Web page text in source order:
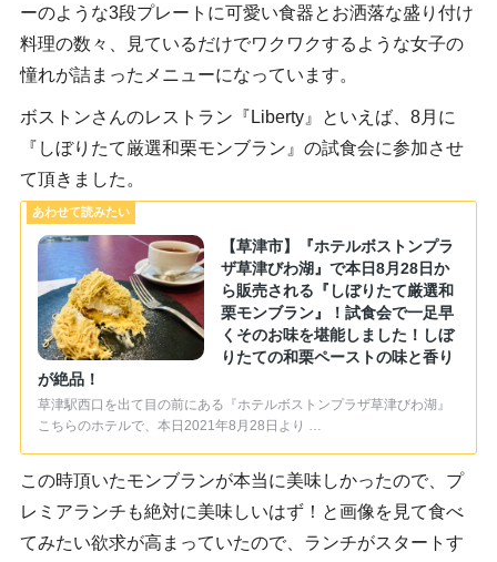
ーのような3段プレートに可愛い食器とお洒落な盛り付け
料理の数々、見ているだけでワクワクするような女子の
憧れが詰まったメニューになっています。
ボストンさんのレストラン『Liberty』といえば、8月に
『しぼりたて厳選和栗モンブラン』の試食会に参加させ
て頂きました。
【草津市】『ホテルボストンプラ
ザ草津びわ湖』で本日8月28日か
ら販売される『しぼりたて厳選和
栗モンブラン』！試食会で一足早
くそのお味を堪能しました！しぼ
りたての和栗ペーストの味と香り
が絶品！
草津駅西口を出て目の前にある『ホテルボストンプラザ草津びわ湖』
こちらのホテルで、本日2021年8月28日より …
この時頂いたモンブランが本当に美味しかったので、プ
レミアランチも絶対に美味しいはず！と画像を見て食べ
てみたい欲求が高まっていたので、ランチがスタートす